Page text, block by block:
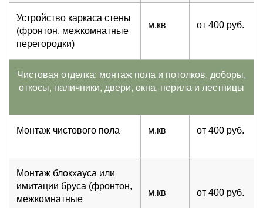
Устройство каркаса стены
(фронтон, межкомнатные
перегородки)
м.кв от 400 руб.
Чистовая отделка: монтаж пола и потолков, доборы,
откосы, наличники, двери, окна, перила и лестницы
Монтаж чистового пола м.кв от 400 руб.
Монтаж блокхауса или
имитации бруса (фронтон,
межкомнатные
м.кв от 400 руб.